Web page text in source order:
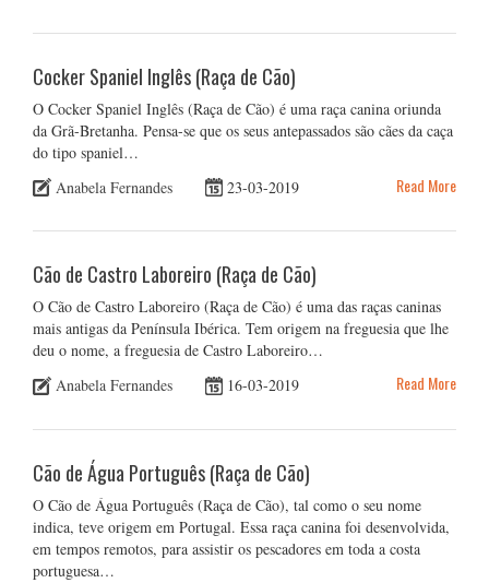
Cocker Spaniel Inglês (Raça de Cão)
O Cocker Spaniel Inglês (Raça de Cão) é uma raça canina oriunda
da Grã-Bretanha. Pensa-se que os seus antepassados são cães da caça
do tipo spaniel…
Anabela Fernandes
23-03-2019 Read More
Cão de Castro Laboreiro (Raça de Cão)
O Cão de Castro Laboreiro (Raça de Cão) é uma das raças caninas
mais antigas da Península Ibérica. Tem origem na freguesia que lhe
deu o nome, a freguesia de Castro Laboreiro…
Anabela Fernandes
16-03-2019 Read More
Cão de Água Português (Raça de Cão)
O Cão de Água Português (Raça de Cão), tal como o seu nome
indica, teve origem em Portugal. Essa raça canina foi desenvolvida,
em tempos remotos, para assistir os pescadores em toda a costa
portuguesa…